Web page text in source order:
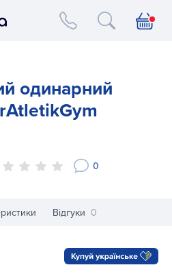
Interatletika logo
одинарний
0
Відгуки 0
тренажер InterAtletikGym